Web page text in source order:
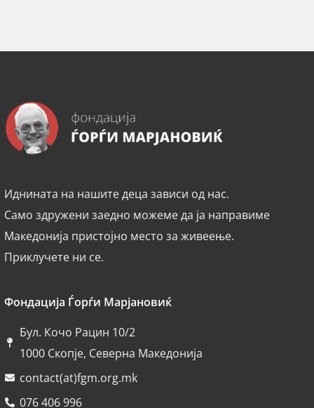
Иднината на нашите деца зависи од нас.
Само здружени заедно можеме да ја направиме
Македонија пристојно место за живеење.
Приклучете ни се.
Фондација Ѓорѓи Марјановиќ
Бул. Кочо Рацин 10/2
1000 Скопје, Северна Македонија
contact(at)fgm.org.mk
076 406 996